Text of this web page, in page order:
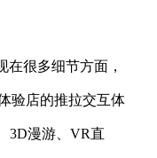
很多细节方面，
验店的推拉交互体
3D漫游、VR直